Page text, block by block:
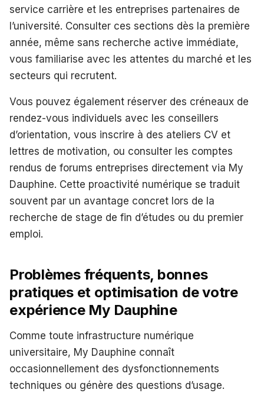
service carrière et les entreprises partenaires de
l’université. Consulter ces sections dès la première
année, même sans recherche active immédiate,
vous familiarise avec les attentes du marché et les
secteurs qui recrutent.
Vous pouvez également réserver des créneaux de
rendez-vous individuels avec les conseillers
d’orientation, vous inscrire à des ateliers CV et
lettres de motivation, ou consulter les comptes
rendus de forums entreprises directement via My
Dauphine. Cette proactivité numérique se traduit
souvent par un avantage concret lors de la
recherche de stage de fin d’études ou du premier
emploi.
Problèmes fréquents, bonnes
pratiques et optimisation de votre
expérience My Dauphine
Comme toute infrastructure numérique
universitaire, My Dauphine connaît
occasionnellement des dysfonctionnements
techniques ou génère des questions d’usage.